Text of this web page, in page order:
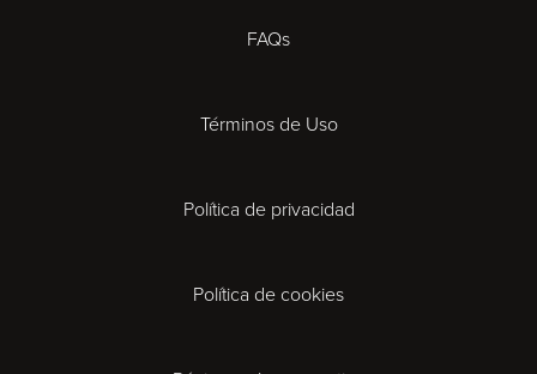
Gloucester
FAQs
Términos de Uso
Política de privacidad
Política de cookies